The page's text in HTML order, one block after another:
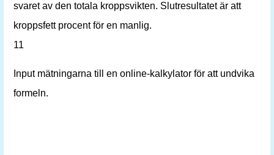
svaret av den totala kroppsvikten. Slutresultatet är att
kroppsfett procent för en manlig.
11
Input mätningarna till en online-kalkylator för att undvika
formeln.